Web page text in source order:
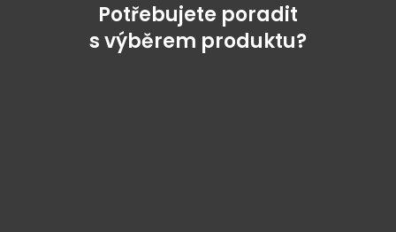
Potřebujete poradit
s výběrem produktu?